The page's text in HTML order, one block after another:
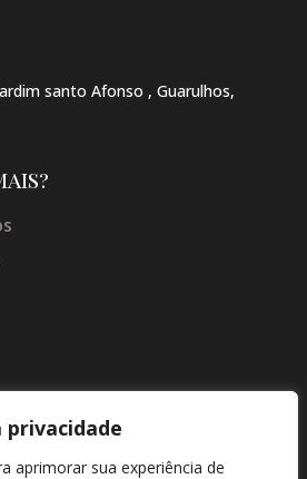
privacidade
aprimorar sua experiência de
santo Afonso , Guarulhos,